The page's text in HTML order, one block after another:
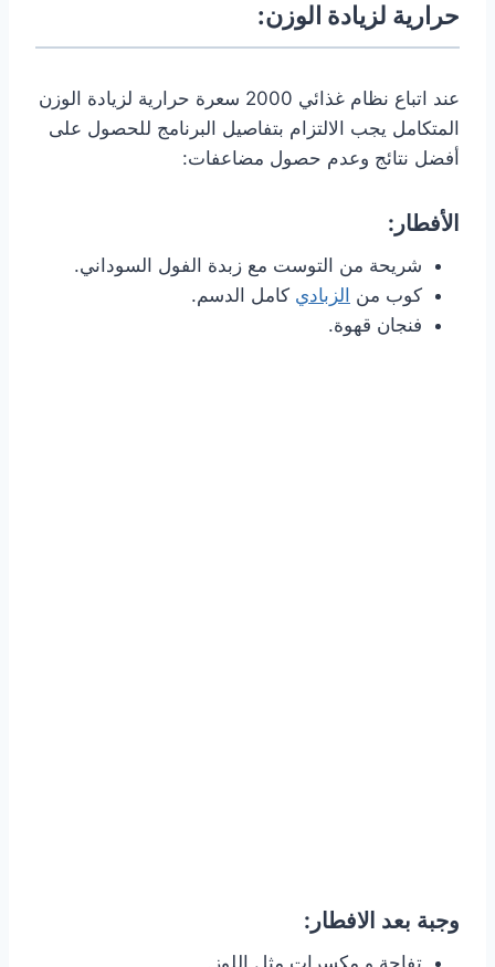
حرارية لزيادة الوزن:
عند اتباع نظام غذائي 2000 سعرة حرارية لزيادة الوزن
المتكامل يجب الالتزام بتفاصيل البرنامج للحصول على
أفضل نتائج وعدم حصول مضاعفات:
الأفطار:
شريحة من التوست مع زبدة الفول السوداني.
كوب من الزبادي كامل الدسم.
فنجان قهوة.
وجبة بعد الافطار: